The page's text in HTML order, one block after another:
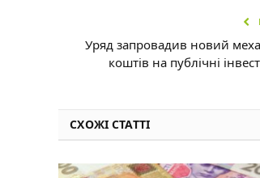
Уряд запровадив новий
коштів на публічні
СХОЖІ СТАТТІ